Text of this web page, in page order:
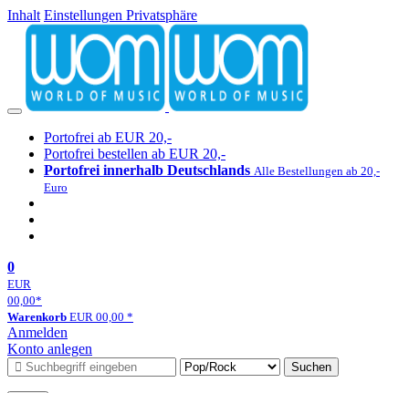
Inhalt Einstellungen Privatsphäre
Portofrei ab EUR 20,-
Portofrei bestellen ab EUR 20,-
Portofrei innerhalb Deutschlands Alle Bestellungen ab 20,-
Euro
0
EUR
00,00*
Warenkorb EUR 00,00 *
Anmelden
Konto anlegen
Suchen